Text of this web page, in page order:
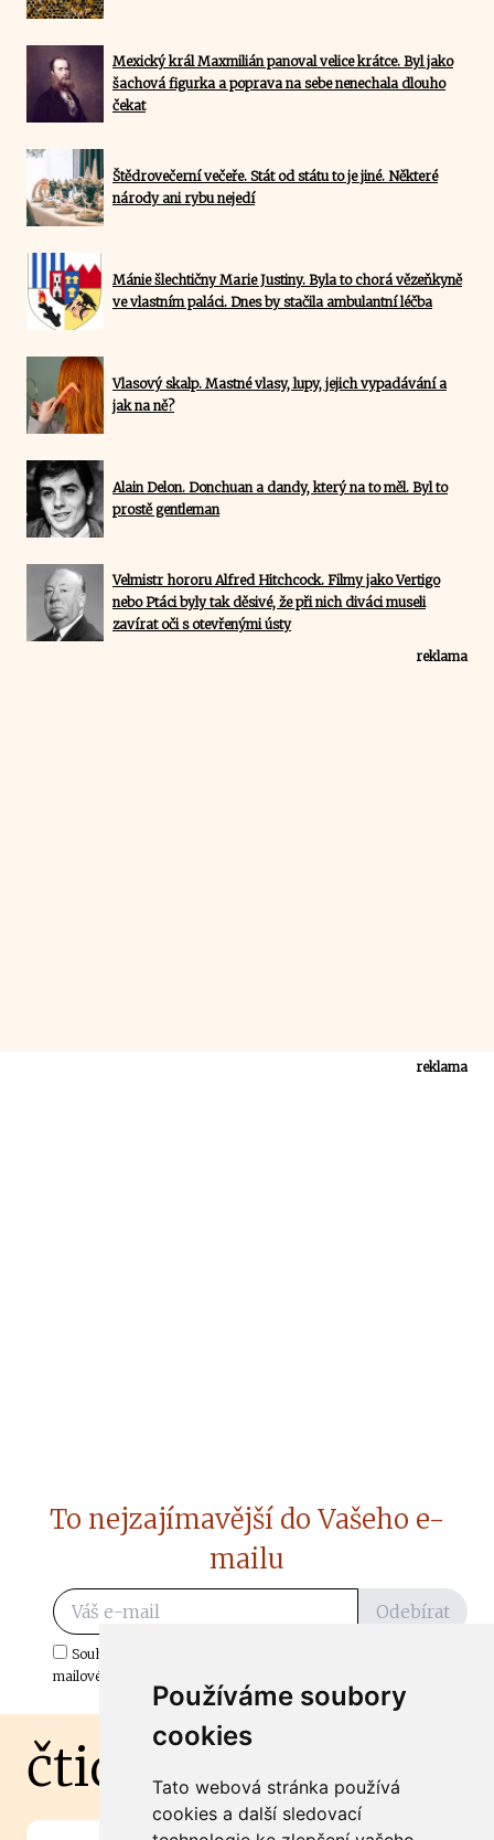
Používáme soubory
cookies
Tato webová stránka používá
cookies a další sledovací
Mexický král Maxmilián panoval velice krátce. Byl jako
šachová figurka a poprava na sebe nenechala dlouho
čekat
Štědrovečerní večeře. Stát od státu to je jiné. Některé
národy ani rybu nejedí
Mánie šlechtičny Marie Justiny. Byla to chorá vězeňkyně
ve vlastním paláci. Dnes by stačila ambulantní léčba
Vlasový skalp. Mastné vlasy, lupy, jejich vypadávání a
jak na ně?
Alain Delon. Donchuan a dandy, který na to měl. Byl to
prostě gentleman
Velmistr hororu Alfred Hitchcock. Filmy jako Vertigo
nebo Ptáci byly tak děsivé, že při nich diváci museli
zavírat oči s otevřenými ústy
reklama
reklama
To nejzajímavější do Vašeho e-
mailu
Odebírat
Souhlasím s odběrem důležitých zpráv ze ČtiDoma.cz do mé e-
mailové schránky.
čtidoma.cz